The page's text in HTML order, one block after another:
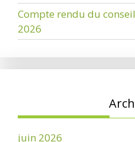
Compte rendu du
2026
juin 2026